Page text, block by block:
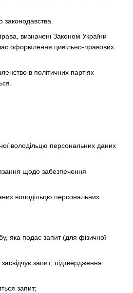
законодавства.
визначені Законом України
оформлення цивільно-правових
в політичних партіях
володільцю персональних даних
щодо забезпечення
володільцю персональних
яка подає запит (для фізичної
запит; підтвердження
запит;